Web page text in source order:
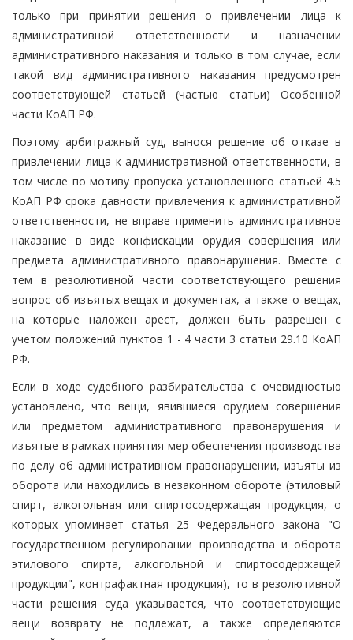
только при принятии решения о привлечении лица к
административной ответственности и назначении
административного наказания и только в том случае, если
такой вид административного наказания предусмотрен
соответствующей статьей (частью статьи) Особенной
части КоАП РФ.
Поэтому арбитражный суд, вынося решение об отказе в
привлечении лица к административной ответственности, в
том числе по мотиву пропуска установленного статьей 4.5
КоАП РФ срока давности привлечения к административной
ответственности, не вправе применить административное
наказание в виде конфискации орудия совершения или
предмета административного правонарушения. Вместе с
тем в резолютивной части соответствующего решения
вопрос об изъятых вещах и документах, а также о вещах,
на которые наложен арест, должен быть разрешен с
учетом положений пунктов 1 - 4 части 3 статьи 29.10 КоАП
РФ.
Если в ходе судебного разбирательства с очевидностью
установлено, что вещи, явившиеся орудием совершения
или предметом административного правонарушения и
изъятые в рамках принятия мер обеспечения производства
по делу об административном правонарушении, изъяты из
оборота или находились в незаконном обороте (этиловый
спирт, алкогольная или спиртосодержащая продукция, о
которых упоминает статья 25 Федерального закона "О
государственном регулировании производства и оборота
этилового спирта, алкогольной и спиртосодержащей
продукции", контрафактная продукция), то в резолютивной
части решения суда указывается, что соответствующие
вещи возврату не подлежат, а также определяются